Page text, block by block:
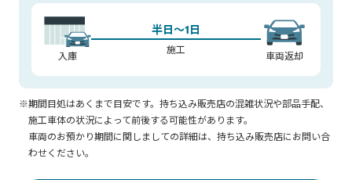
※本商品を取り付けている状態で、ワイパーの操作はおやめく
ださい。ワイパーが故障する恐れがあります。
※積雪の際は、本商品ごと凍ってしまう場合がありますので、
使用をお控えください。
生地の破れ等破損に繋がります。吸盤の取り外し用突起を持っ
て、取り外してください。
※ご使用にならない時は、きれいに折りたたんで保管してくだ
入庫
半日～1日
施工 車両返却
※期間目処はあくまで目安です。持ち込み販売店の混雑状況や部品手配、
施工車体の状況によって前後する可能性があります。
車両のお預かり期間に関しましての詳細は、持ち込み販売店にお問い合
わせください。